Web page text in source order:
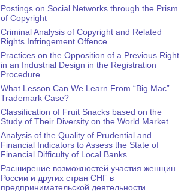
Postings on Social Networks through the Prism
of Copyright
Criminal Analysis of Copyright and Related
Rights Infringement Offence
Practices on the Opposition of a Previous Right
in an Industrial Design in the Registration
Procedure
What Lesson Can We Learn From “Big Mac”
Trademark Case?
Classification of Fruit Snacks based on the
Study of Their Diversity on the World Market
Analysis of the Quality of Prudential and
Financial Indicators to Assess the State of
Financial Difficulty of Local Banks
Расширение возможностей участия женщин
России и других стран СНГ в
предпринимательской деятельности